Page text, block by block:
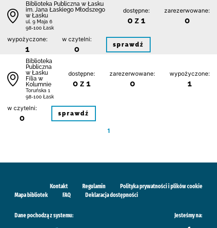
Biblioteka Publiczna w Łasku
im. Jana Łaskiego Młodszego
w Łasku
ul. 9 Maja 6
98-100 Łask
dostępne:
0 z 1
zarezerwowane:
0
wypożyczone:
1
w czytelni:
0 sprawdź
Biblioteka
Publiczna
w Łasku
Filia w
Kolumnie
Toruńska 1
98-100 Łask
dostępne:
0 z 1
zarezerwowane:
0
wypożyczone:
1
w czytelni:
0 sprawdź
1
Kontakt Regulamin
Polityka prywatności i plików cookie
Mapa bibliotek
FAQ Deklaracja dostępności
Dane pochodzą z systemu: Jesteśmy na: